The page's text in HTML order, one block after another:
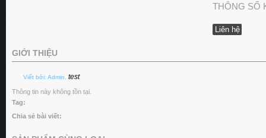
THÔNG SỐ
Liên hệ
GIỚI THIỆU
Viết bởi: Admin. test
Thông tin này không tồn tại.
Tag:
Chia sẻ bài viết: